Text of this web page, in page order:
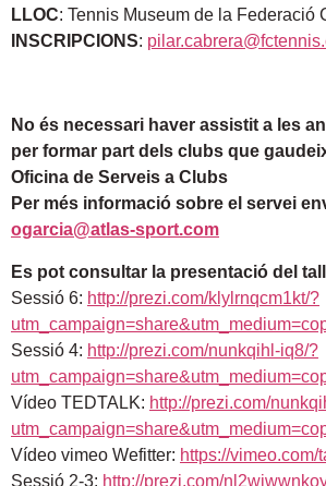
LLOC: Tennis Museum de la Federació
INSCRIPCIONS:
No és necessari haver assistit a les
per formar part dels clubs que
Oficina de Serveis a Clubs
Per més informació sobre el servei
ogarcia@atlas-sport.com
Es pot consultar la presentació del
Sessió 6: http://prezi.com/klylrnqcm1kt/?
Sessió 4: http://prezi.com/nunkqihl-iq8/?
Vídeo TEDTALK: http://prezi.com/
Vídeo vimeo Wefitter: https://
Sessió 2-3: http://prezi.com/